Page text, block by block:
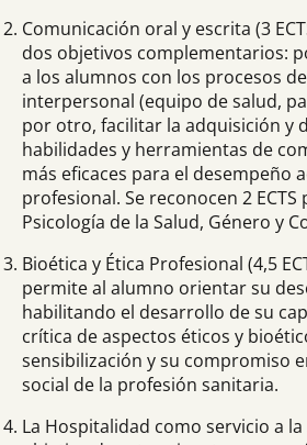
Comunicación oral y escrita (3
dos objetivos complementarios:
a los alumnos con los procesos
interpersonal (equipo de salud,
por otro, facilitar la adquisición y
habilidades y herramientas de
más eficaces para el desempeño
profesional. Se reconocen 2
Psicología de la Salud, Género y
Bioética y Ética Profesional (4,5
permite al alumno orientar su
habilitando el desarrollo de su
crítica de aspectos éticos y
sensibilización y su compromiso
social de la profesión sanitaria.
La Hospitalidad como servicio a la